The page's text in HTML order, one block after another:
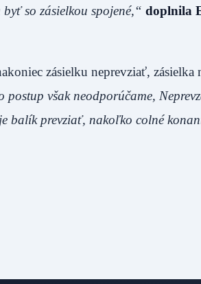
so zásielkou spojené,“ doplnila
zásielku neprevziať, zásielka
postup však neodporúčame,
balík prevziať, nakoľko colné